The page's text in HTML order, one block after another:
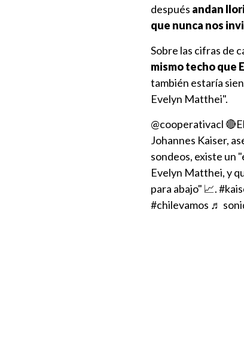
después andan
que nunca nos
Sobre las cifras de
mismo techo que
también estaría
Evelyn Matthei".
@cooperativacl
Johannes Kaiser,
sondeos, existe un
Evelyn Matthei, y
para abajo" 📈.
#chilevamos ♬